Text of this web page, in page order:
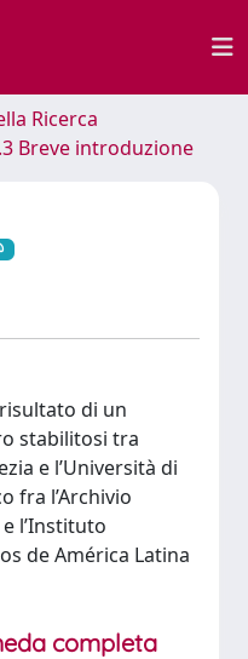
Ricerca
Breve introduzione
di un
stabilitosi tra
e l’Università di
fra l’Archivio
l’Instituto
de América Latina
completa